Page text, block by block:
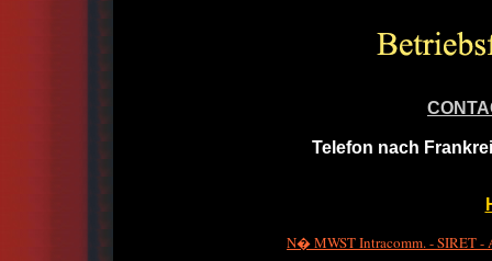
Telefon nach
N� MWST Intracomm. - SIRET -